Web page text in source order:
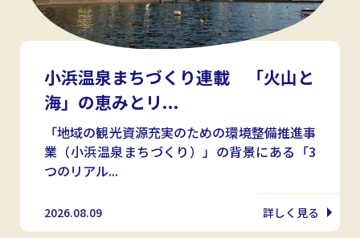
小浜温泉まちづくり連載 「火山と
海」の恵みとリ...
「地域の観光資源充実のための環境整備推進事
業（小浜温泉まちづくり）」の背景にある「3
つのリアル...
2026.08.09 詳しく見る